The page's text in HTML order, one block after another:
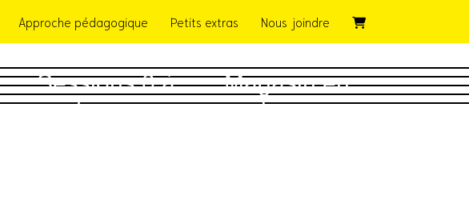
Approche pédagogique Petits extras Nous joindre
Sessions 0 à
5 ans
Magasin en
ligne